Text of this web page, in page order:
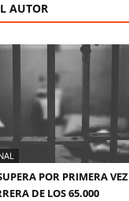
AUTOR
POR PRIMERA VEZ
DE LOS 65.000